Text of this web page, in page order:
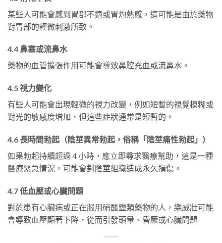
某些人可能會感到胃部不適或胃灼熱感，這可能是由於藥物
對胃部的輕微刺激所致。
4.4 鼻塞或流鼻水
藥物的血管擴張作用可能會導致鼻腔充血或流鼻水。
4.5 視力變化
有些人可能會出現輕微的視力改變，例如短暫的視覺模糊或
對光的敏感度增加，但這些症狀通常是短暫的。
4.6 長時間勃起（陰莖異常勃起，俗稱「陰莖痛性勃起」）
如果勃起持續超過 4 小時，應立即尋求醫療幫助，這是一種
醫療緊急情況，可能會對陰莖組織造成永久損傷。
4.7 低血壓或心臟問題
對於患有心臟病或正在服用硝酸鹽類藥物的人，樂威壯可能
會導致血壓顯著下降，從而引發頭暈、昏厥或心臟問題